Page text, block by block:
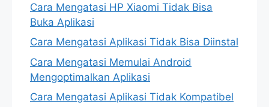
Cara Mengatasi HP Xiaomi Tidak Bisa
Buka Aplikasi
Cara Mengatasi Aplikasi Tidak Bisa Diinstal
Cara Mengatasi Memulai Android
Mengoptimalkan Aplikasi
Cara Mengatasi Aplikasi Tidak Kompatibel